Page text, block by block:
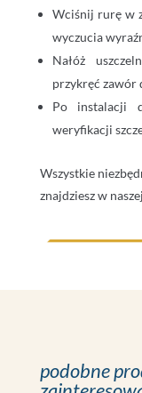
Wciśnij rurę w
wyczucia
Nałóż
przykręć zawór
Po instalacji
weryfikacji
Wszystkie
znajdziesz w
podobne